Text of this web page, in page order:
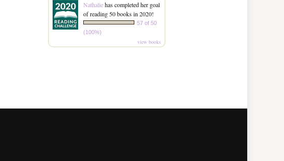
Nathaliehas completed her goal
of reading 50 books in 2020!
57 of 50
(100%)
view books